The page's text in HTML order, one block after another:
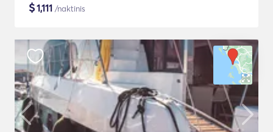
$1,111 /naktinis